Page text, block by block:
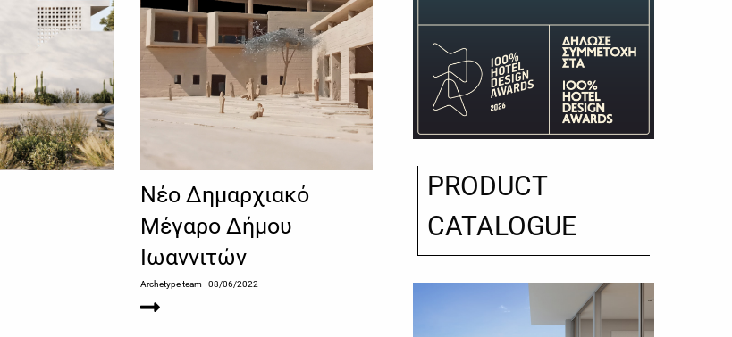
Νέο Δημαρχιακό
Μέγαρο Δήμου
Ιωαννιτών
Archetype team- 08/06/2022
PRODUCT
CATALOGUE